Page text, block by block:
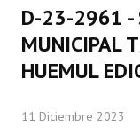
Integrantes del
Comisiones
Comisiones
D-23-2961 -
MUNICIPAL
HUEMUL
11 Diciembre 2023